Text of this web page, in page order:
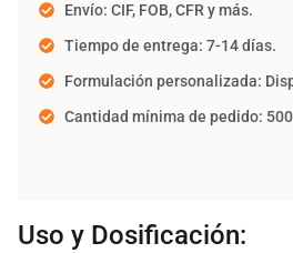
Envío: CIF, FOB, CFR y más.
Tiempo de entrega: 7-14 días.
Formulación personalizada:
Cantidad mínima de pedido:
Uso y Dosificación: